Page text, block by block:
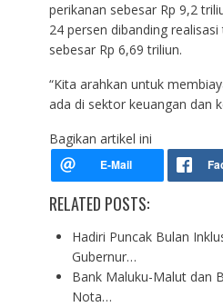
perikanan sebesar Rp 9,2
24 persen dibanding
sebesar Rp 6,69 triliun.
“Kita arahkan untuk
ada di sektor keuangan dan
Bagikan artikel ini
RELATED POSTS:
Hadiri Puncak Bulan
Gubernur…
Bank Maluku-Malut dan
Nota…